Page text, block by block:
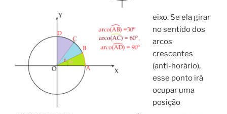
eixo. Se ela girar
no sentido dos
arcos
crescentes
(anti-horário),
esse ponto irá
ocupar uma
posição